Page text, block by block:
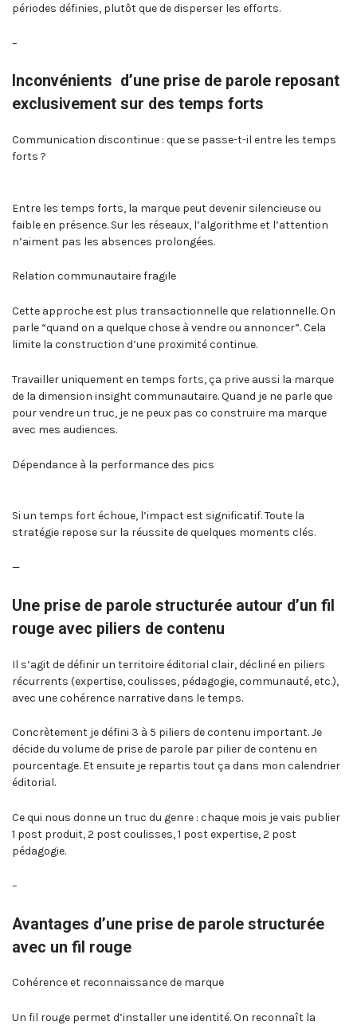
périodes définies, plutôt que de disperser les efforts.
–
Inconvénients d’une prise de parole reposant
exclusivement sur des temps forts
Communication discontinue : que se passe-t-il entre les temps
forts ?
Entre les temps forts, la marque peut devenir silencieuse ou
faible en présence. Sur les réseaux, l’algorithme et l’attention
n’aiment pas les absences prolongées.
Relation communautaire fragile
Cette approche est plus transactionnelle que relationnelle. On
parle “quand on a quelque chose à vendre ou annoncer”. Cela
limite la construction d’une proximité continue.
Travailler uniquement en temps forts, ça prive aussi la marque
de la dimension insight communautaire. Quand je ne parle que
pour vendre un truc, je ne peux pas co construire ma marque
avec mes audiences.
Dépendance à la performance des pics
Si un temps fort échoue, l’impact est significatif. Toute la
stratégie repose sur la réussite de quelques moments clés.
—
Une prise de parole structurée autour d’un fil
rouge avec piliers de contenu
Il s’agit de définir un territoire éditorial clair, décliné en piliers
récurrents (expertise, coulisses, pédagogie, communauté, etc.),
avec une cohérence narrative dans le temps.
Concrètement je défini 3 à 5 piliers de contenu important. Je
décide du volume de prise de parole par pilier de contenu en
pourcentage. Et ensuite je repartis tout ça dans mon calendrier
éditorial.
Ce qui nous donne un truc du genre : chaque mois je vais publier
1 post produit, 2 post coulisses, 1 post expertise, 2 post
pédagogie.
–
Avantages d’une prise de parole structurée
avec un fil rouge
Cohérence et reconnaissance de marque
Un fil rouge permet d’installer une identité. On reconnaît la